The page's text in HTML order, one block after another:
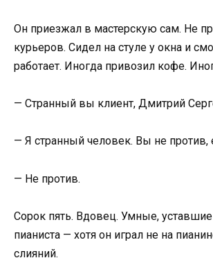
Он приезжал в мастерскую сам. Не
курьеров. Сидел на стуле у окна и
работает. Иногда привозил кофе.
— Странный вы клиент, Дмитрий
— Я странный человек. Вы не против,
— Не против.
Сорок пять. Вдовец. Умные, уставшие
пианиста — хотя он играл не на
слияний.